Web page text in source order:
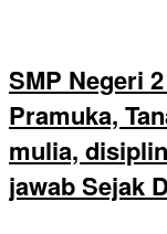
SMP Negeri
Pramuka,
mulia,
jawab Sejak